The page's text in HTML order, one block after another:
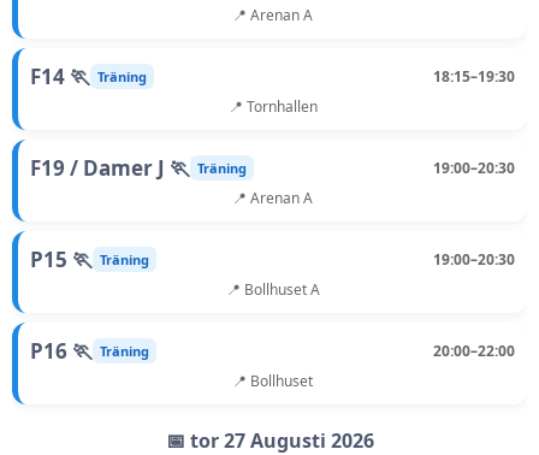
📍 Arenan A
F14 🏃 Träning
18:15–19:30
📍 Tornhallen
F19 / Damer J 🏃 Träning
19:00–20:30
📍 Arenan A
P15 🏃 Träning
19:00–20:30
📍 Bollhuset A
P16 🏃 Träning
20:00–22:00
📍 Bollhuset
📅 tor 27 Augusti 2026